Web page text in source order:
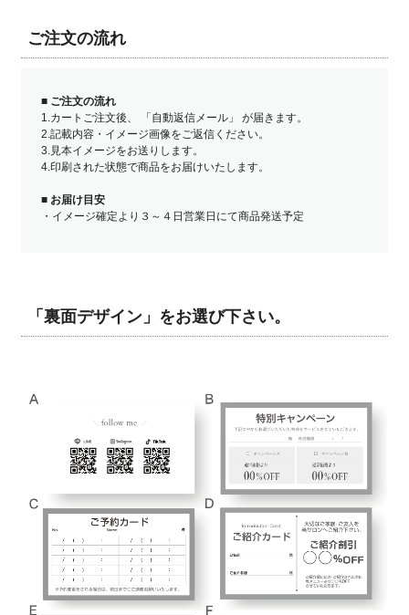
ご注文の流れ
■ ご注文の流れ
1.カートご注文後、 「自動返信メール」 が届きます。
2.記載内容・イメージ画像をご返信ください。
3.見本イメージをお送りします。
4.印刷された状態で商品をお届けいたします。
■ お届け目安
・イメージ確定より３～４日営業日にて商品発送予定
「裏面デザイン」をお選び下さい。